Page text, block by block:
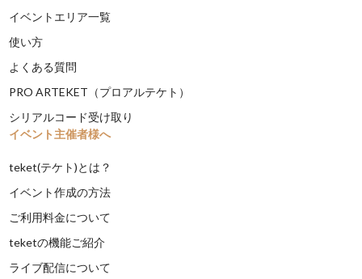
イベントエリア一覧
使い方
よくある質問
PRO ARTEKET（プロアルテケト）
シリアルコード受け取り
イベント主催者様へ
teket(テケト)とは？
イベント作成の方法
ご利用料金について
teketの機能ご紹介
ライブ配信について